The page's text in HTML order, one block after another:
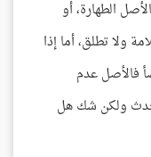
الطهارة، أو
ولا تطلق، أما إذا
فالأصل عدم
ولكن شك هل